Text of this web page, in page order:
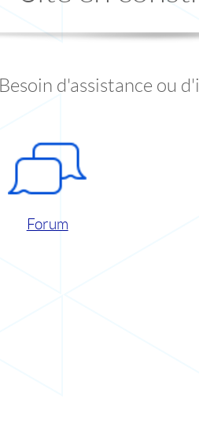
Besoin d'assistance ou
Forum